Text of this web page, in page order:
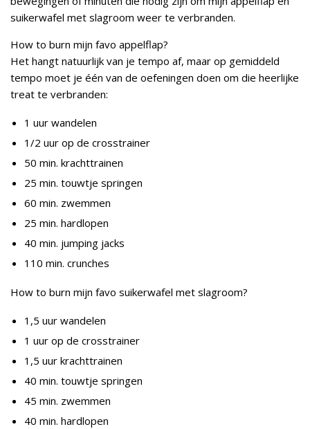
suikerwafel met slagroom weer te verbranden.
How to burn mijn favo appelflap?
Het hangt natuurlijk van je tempo af, maar op gemiddeld
tempo moet je één van de oefeningen doen om die heerlijke
treat te verbranden:
1 uur wandelen
1/2 uur op de crosstrainer
50 min. krachttrainen
25 min. touwtje springen
60 min. zwemmen
25 min. hardlopen
40 min. jumping jacks
110 min. crunches
How to burn mijn favo suikerwafel met slagroom?
1,5 uur wandelen
1 uur op de crosstrainer
1,5 uur krachttrainen
40 min. touwtje springen
45 min. zwemmen
40 min. hardlopen